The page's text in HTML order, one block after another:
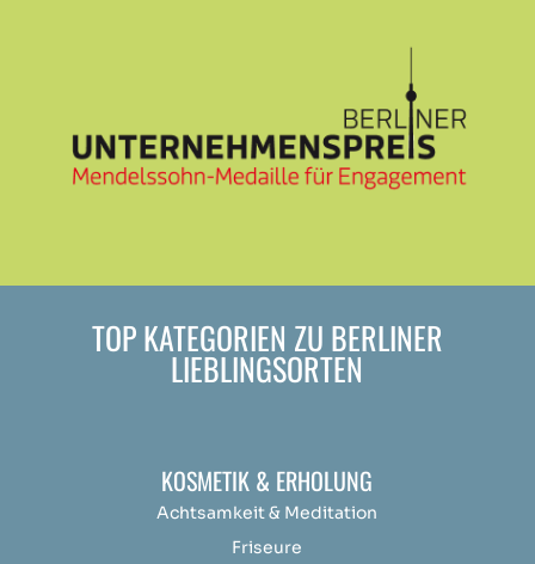
TOP KATEGORIEN ZU BERLINER
LIEBLINGSORTEN
KOSMETIK & ERHOLUNG
Achtsamkeit & Meditation
Friseure